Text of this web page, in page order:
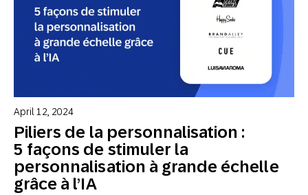
Piliers de la personnalisation :
5 façons de stimuler la
personnalisation à grande échelle
grâce à l’IA
April 12, 2024